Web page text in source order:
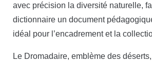
avec précision la diversité naturelle,
dictionnaire un document
idéal pour l’encadrement et la
Le Dromadaire, emblème des